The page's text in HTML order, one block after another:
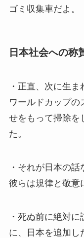
ゴミ収集車だよ。
日本社会への称
・正直、次に生ま
ワールドカップの
せをもって掃除を
た。
・それが日本の話
彼らは規律と敬意
・死ぬ前に絶対
に、日本を追加し